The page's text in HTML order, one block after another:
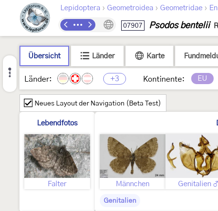
Lepidoptera › Geometroidea › Geometridae ›
07907 Psodos bentelii
Übersicht Länder Karte
Länder: +3 Kontinente: EU
Neues Layout der Navigation (Beta Test)
Lebendfotos
Falter Männchen Genitalien
Genitalien